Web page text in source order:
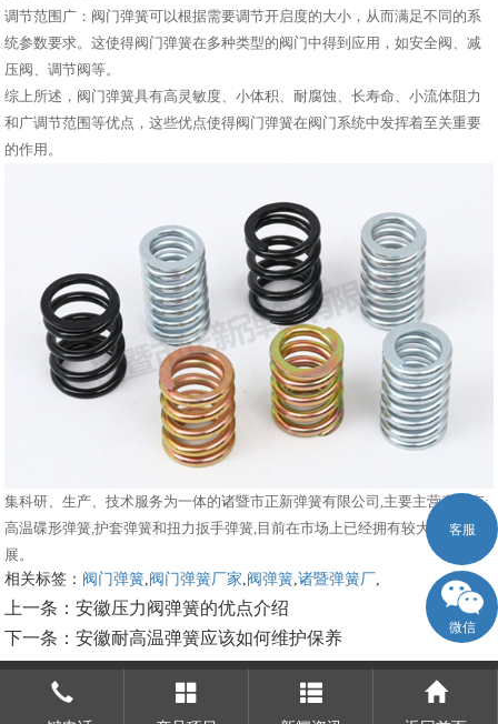
调节范围广：阀门弹簧可以根据需要调节开启度的大小，从而满足不同的系
统参数要求。这使得阀门弹簧在多种类型的阀门中得到应用，如安全阀、减
压阀、调节阀等。
综上所述，阀门弹簧具有高灵敏度、小体积、耐腐蚀、长寿命、小流体阻力
和广调节范围等优点，这些优点使得阀门弹簧在阀门系统中发挥着至关重要
的作用。
集科研、生产、技术服务为一体的诸暨市正新弹簧有限公司,主要主营产品有:
高温碟形弹簧,护套弹簧和扭力扳手弹簧,目前在市场上已经拥有较大规模和发
展。
相关标签： 阀门弹簧 阀门弹簧厂家 阀弹簧 ,诸暨弹簧厂
上一条：安徽压力阀弹簧的优点介绍
下一条：安徽耐高温弹簧应该如何维护保养
客服
微信